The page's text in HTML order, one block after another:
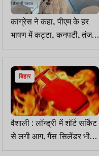
कांग्रेस ने कहा, पीएम के हर
भाषण में कट्टा, कनपटी, तंज
कसा, कट्टा सटा कर नीतीश
खुद को सीएम घोषित करवा लें
बिहार
वैशाली : लॉन्ड्री में शॉर्ट सर्किट
से लगी आग, गैंस सिलेंडर भी
फटा